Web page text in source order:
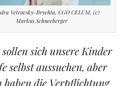
Vetrovsky-Brychta, CGO CELUM, (c)
Markus Schneeberger
sich unsere Kinder
selbst aussuchen, aber
die Verpflichtung,